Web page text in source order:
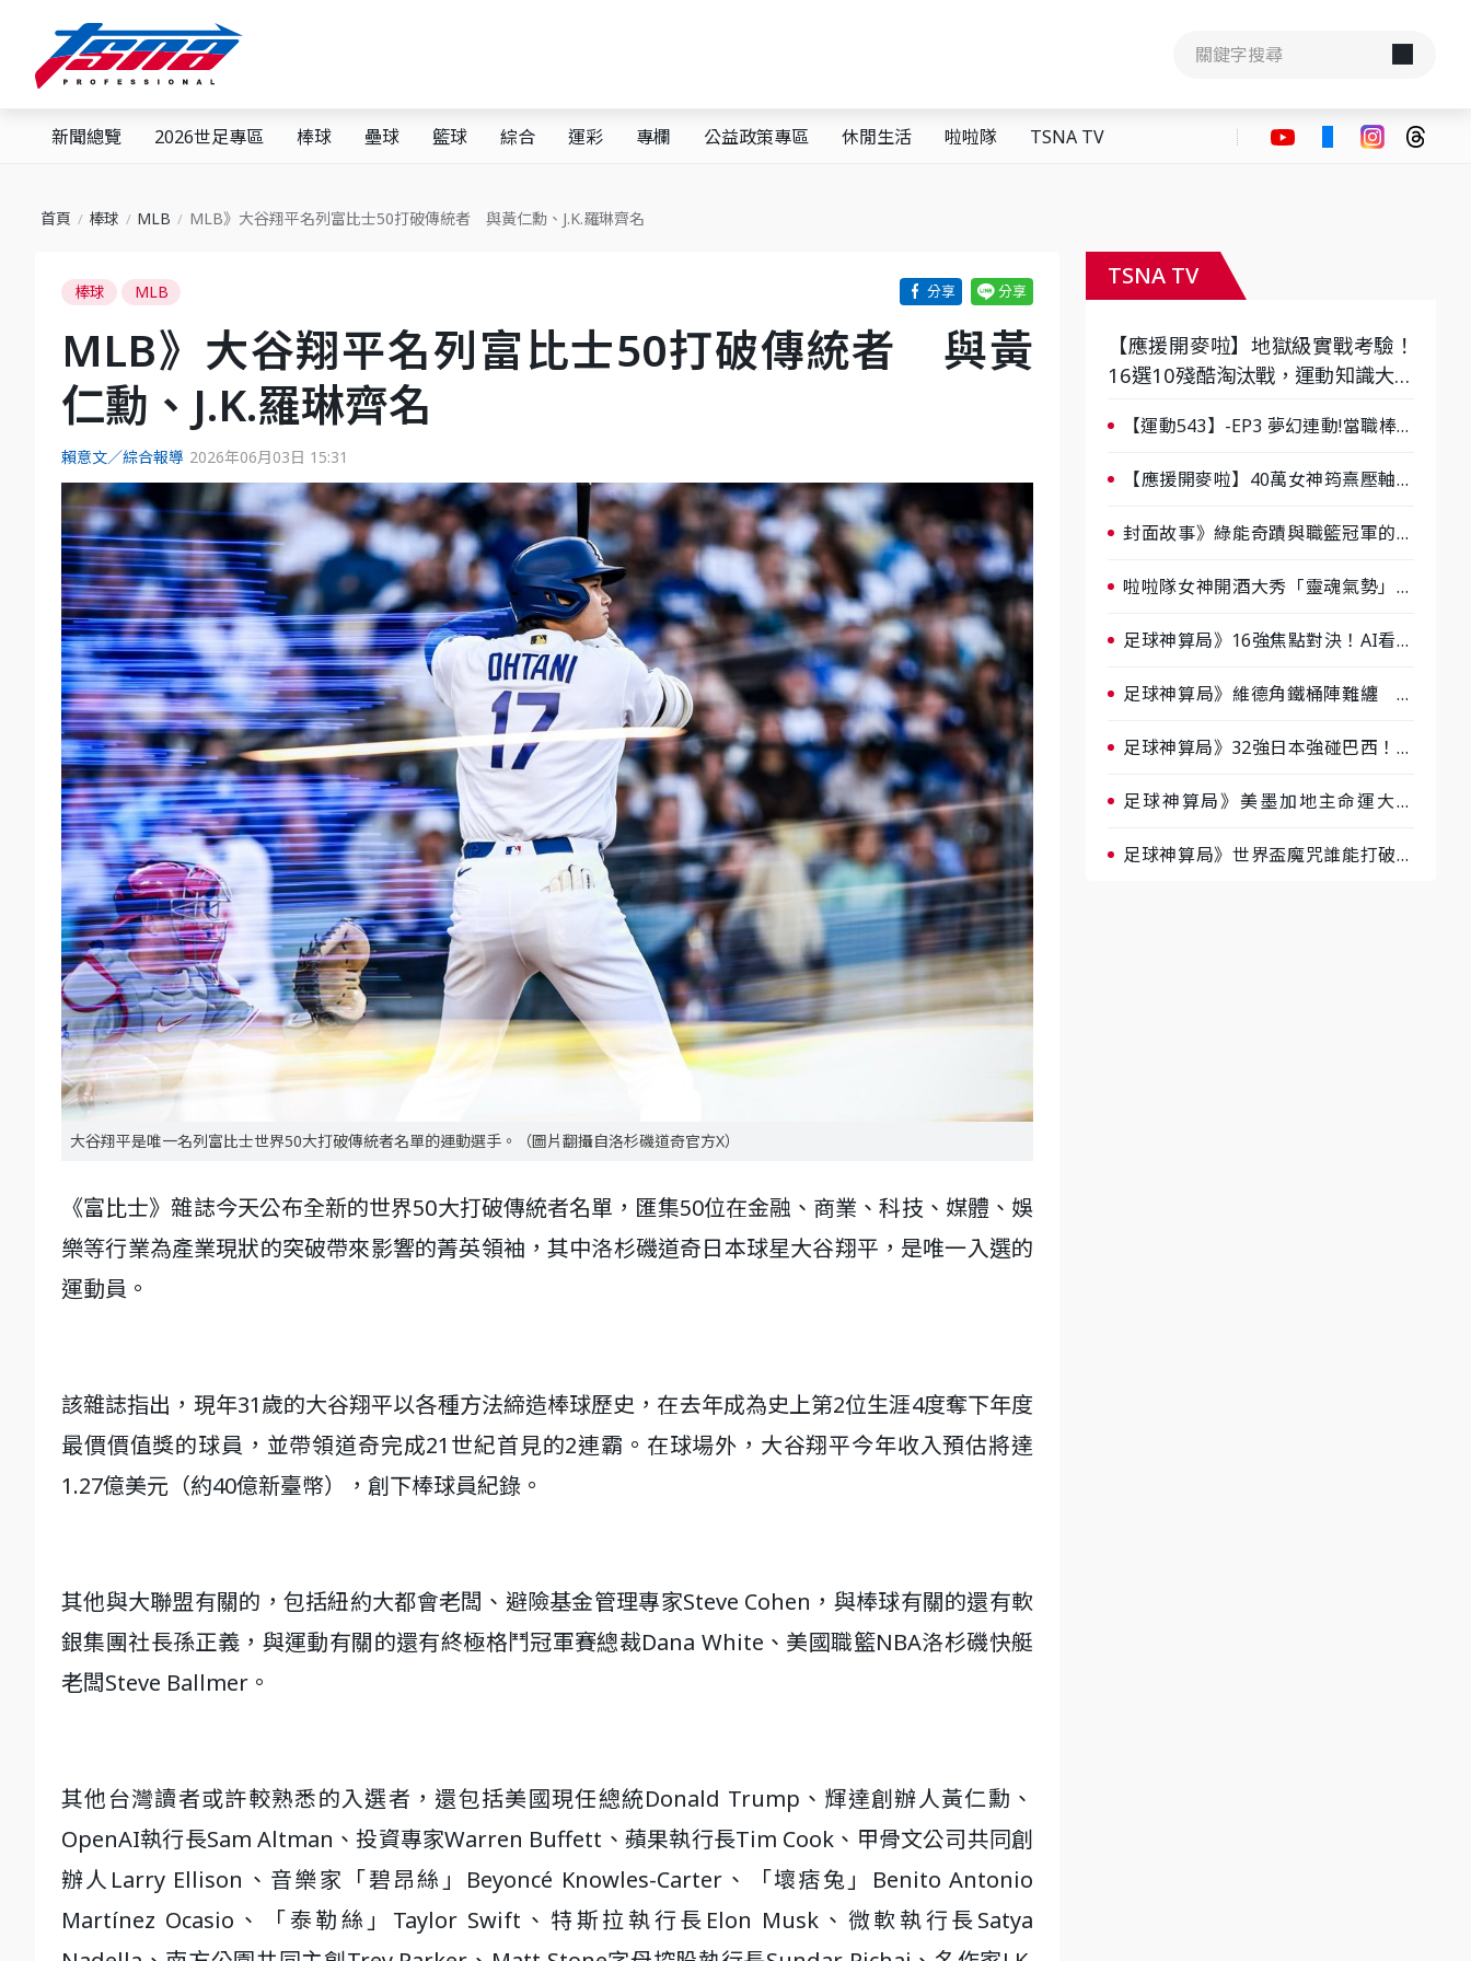
新聞總覽 2026世足專區 棒球 壘球 籃球 綜合 運彩 專欄 公益政策專區 休閒生活 啦啦隊 TSNA TV
首頁 棒球 MLB MLB》大谷翔平名列富比士50打破傳統者 與黃仁勳、J.K.羅琳齊名
棒球 MLB
MLB》大谷翔平名列富比士50打破傳統者 與黃
仁勳、J.K.羅琳齊名
賴意文／綜合報導 2026年06月03日 15:31
大谷翔平是唯一名列富比士世界50大打破傳統者名單的運動選手。（圖片翻攝自洛杉磯道奇官方X）
《富比士》雜誌今天公布全新的世界50大打破傳統者名單，匯集50位在金融、商業、科技、媒體、娛
樂等行業為產業現狀的突破帶來影響的菁英領袖，其中洛杉磯道奇日本球星大谷翔平，是唯一入選的
運動員。
該雜誌指出，現年31歲的大谷翔平以各種方法締造棒球歷史，在去年成為史上第2位生涯4度奪下年度
最價價值獎的球員，並帶領道奇完成21世紀首見的2連霸。在球場外，大谷翔平今年收入預估將達
1.27億美元（約40億新臺幣），創下棒球員紀錄。
其他與大聯盟有關的，包括紐約大都會老闆、避險基金管理專家Steve Cohen，與棒球有關的還有軟
銀集團社長孫正義，與運動有關的還有終極格鬥冠軍賽總裁Dana White、美國職籃NBA洛杉磯快艇
老闆Steve Ballmer。
其他台灣讀者或許較熟悉的入選者，還包括美國現任總統Donald Trump、輝達創辦人黃仁勳、
OpenAI執行長Sam Altman、投資專家Warren Buffett、蘋果執行長Tim Cook、甲骨文公司共同創
辦人Larry Ellison、音樂家「碧昂絲」Beyoncé Knowles-Carter、「壞痞兔」Benito Antonio
Martínez Ocasio、「泰勒絲」Taylor Swift、特斯拉執行長Elon Musk、微軟執行長Satya
TSNA TV
【應援開麥啦】地獄級實戰考驗！
16選10殘酷淘汰戰，運動知識大會
【運動543】-EP3 夢幻連動!當職棒傳
【應援開麥啦】40萬女神筠熹壓軸！
比一個會-ep2
封面故事》綠能奇蹟與職籃冠軍的背
事》大談「心酸創業學」
啦啦隊女神開酒大秀「靈魂氣勢」！
大過招
足球神算局》16強焦點對決！AI看好
足球神算局》維德角鐵桶陣難纏 阿
足球神算局》32強日本強碰巴西！AI
爆冷
足球神算局》美墨加地主命運大解
足球神算局》世界盃魔咒誰能打破？